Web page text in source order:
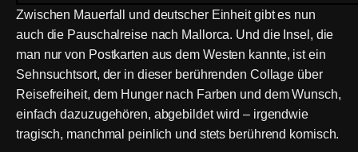
Zwischen Mauerfall und deutscher Einheit gibt es nun
auch die Pauschalreise nach Mallorca. Und die Insel, die
man nur von Postkarten aus dem Westen kannte, ist ein
Sehnsuchtsort, der in dieser berührenden Collage über
Reisefreiheit, dem Hunger nach Farben und dem Wunsch,
einfach dazuzugehören, abgebildet wird – irgendwie
tragisch, manchmal peinlich und stets berührend komisch.